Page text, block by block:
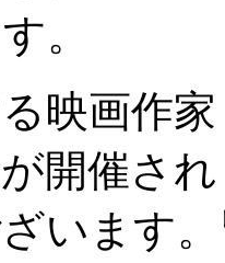
。
映画作
開催さ
います